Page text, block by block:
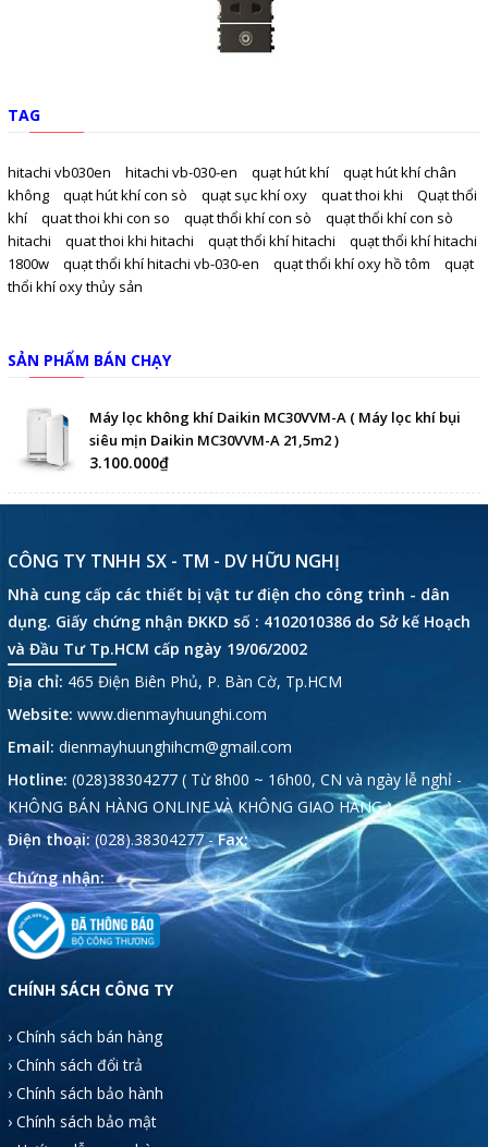
TAG
hitachi vb030en hitachi vb-030-en quạt hút khí
quạt hút khí chân
không
quạt hút khí con sò quạt sục khí oxy quat thoi khi
Quạt thổi
khí
quat thoi khi con so quạt thổi khí con sò
quạt thổi khí con sò
hitachi
quat thoi khi hitachi quạt thổi khí hitachi
quạt thổi khí hitachi
1800w
quạt thổi khí hitachi vb-030-en quạt thổi khí oxy hồ tôm
quạt
thổi khí oxy thủy sản
SẢN PHẨM BÁN CHẠY
Máy lọc không khí Daikin MC30VVM-A ( Máy lọc khí bụi
siêu mịn Daikin MC30VVM-A 21,5m2 )
3.100.000₫
CÔNG TY TNHH SX - TM - DV HỮU NGHỊ
Nhà cung cấp các thiết bị vật tư điện cho công trình - dân
dụng. Giấy chứng nhận ĐKKD số : 4102010386 do Sở kế Hoạch
và Đầu Tư Tp.HCM cấp ngày 19/06/2002
Địa chỉ: 465 Điện Biên Phủ, P. Bàn Cờ, Tp.HCM
Website: www.dienmayhuunghi.com
Email: dienmayhuunghihcm@gmail.com
Hotline: (028)38304277 ( Từ 8h00 ~ 16h00, CN và ngày lễ nghỉ -
KHÔNG BÁN HÀNG ONLINE VÀ KHÔNG GIAO HÀNG )
Điện thoại:(028).38304277 -Fax:
Chứng nhận:
CHÍNH SÁCH CÔNG TY
› Chính sách bán hàng
› Chính sách đổi trả
› Chính sách bảo hành
› Chính sách bảo mật